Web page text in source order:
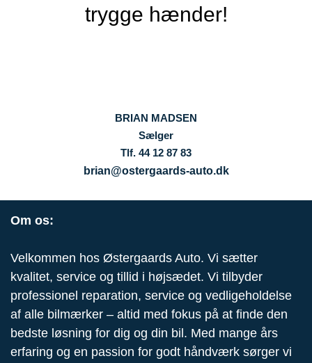
trygge hænder!
BRIAN MADSEN
Sælger
Tlf. 44 12 87 83
brian@ostergaards-auto.dk
Om os:
Velkommen hos Østergaards Auto. Vi sætter
kvalitet, service og tillid i højsædet. Vi tilbyder
professionel reparation, service og vedligeholdelse
af alle bilmærker – altid med fokus på at finde den
bedste løsning for dig og din bil. Med mange års
erfaring og en passion for godt håndværk sørger vi